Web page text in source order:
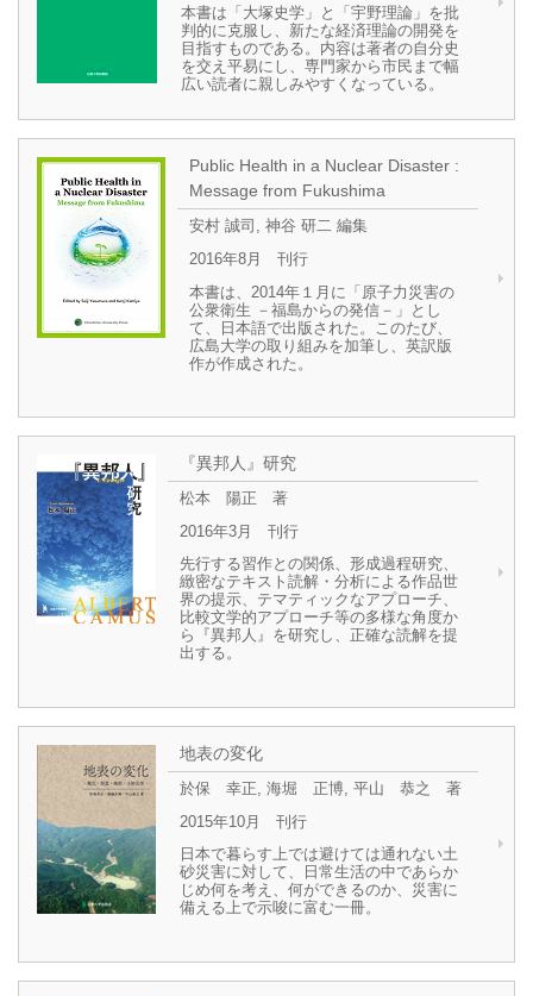
本書は「大塚史学」と「宇野理論」を批
判的に克服し、新たな経済理論の開発を
目指すものである。内容は著者の自分史
を交え平易にし、専門家から市民まで幅
広い読者に親しみやすくなっている。
Public Health in a Nuclear Disaster :
Message from Fukushima
安村 誠司, 神谷 研二 編集
2016年8月 刊行
本書は、2014年１月に「原子力災害の
公衆衛生 －福島からの発信－」とし
て、日本語で出版された。このたび、
広島大学の取り組みを加筆し、英訳版
作が作成された。
『異邦人』研究
松本 陽正 著
2016年3月 刊行
先行する習作との関係、形成過程研究、
緻密なテキスト読解・分析による作品世
界の提示、テマティックなアプローチ、
比較文学的アプローチ等の多様な角度か
ら『異邦人』を研究し、正確な読解を提
出する。
地表の変化
於保 幸正, 海堀 正博, 平山 恭之 著
2015年10月 刊行
日本で暮らす上では避けては通れない土
砂災害に対して、日常生活の中であらか
じめ何を考え、何ができるのか、災害に
備える上で示唆に富む一冊。